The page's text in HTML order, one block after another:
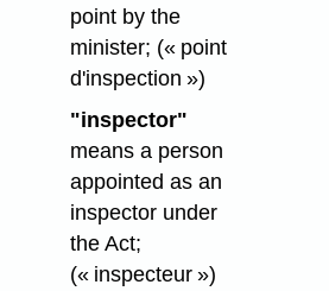
point by the
minister; (« point
d'inspection »)
"inspector"
means a person
appointed as an
inspector under
the Act;
(« inspecteur »)